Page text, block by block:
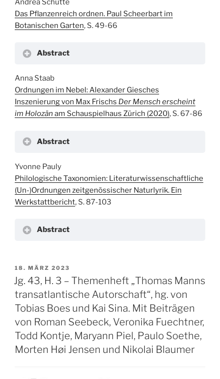
Das Pflanzenreich ordnen. Paul Scheerbart im
Botanischen Garten, S. 49-66
Abstract
Anna Staab
Ordnungen im Nebel: Alexander Giesches
Inszenierung von Max Frischs Der Mensch erscheint
im Holozän am Schauspielhaus Zürich (2020), S. 67-86
Abstract
Yvonne Pauly
Philologische Taxonomien: Literaturwissenschaftliche
(Un-)Ordnungen zeitgenössischer Naturlyrik. Ein
Werkstattbericht, S. 87-103
Abstract
VERÖFFENTLICHT
AM
18. MÄRZ 2023
Jg. 43, H. 3 – Themenheft „Thomas Manns
transatlantische Autorschaft“, hg. von
Tobias Boes und Kai Sina. Mit Beiträgen
von Roman Seebeck, Veronika Fuechtner,
Todd Kontje, Maryann Piel, Paulo Soethe,
Morten Høi Jensen und Nikolai Blaumer